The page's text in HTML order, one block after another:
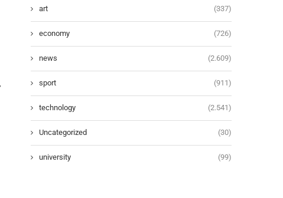
art (337)
economy (726)
news (2.609)
sport (911)
technology (2.541)
Uncategorized (30)
university (99)